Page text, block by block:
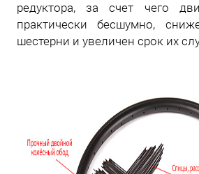
редуктора, за счет чего
практически бесшумно,
шестерни и увеличен срок их